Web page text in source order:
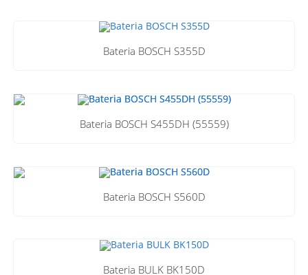
Bateria BOSCH S355D
Bateria BOSCH S455DH (55559)
Bateria BOSCH S560D
Bateria BULK BK150D